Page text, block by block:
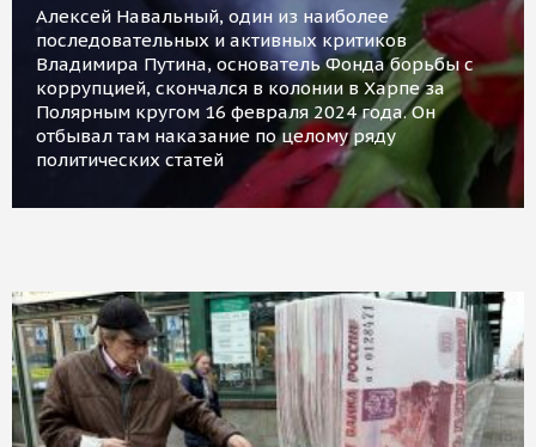
Алексей Навальный, один из наиболее
последовательных и активных критиков
Владимира Путина, основатель Фонда борьбы с
коррупцией, скончался в колонии в Харпе за
Полярным кругом 16 февраля 2024 года. Он
отбывал там наказание по целому ряду
политических статей